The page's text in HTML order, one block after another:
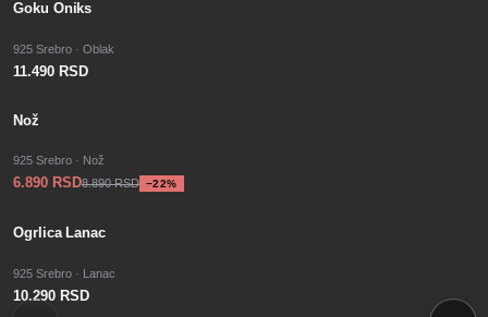
Goku Oniks
925 Srebro · Oblak
11.490 RSD
−22
SALE
Nož
925 Srebro · Nož
6.890 RSD8.890 RSD −22%
Ogrlica Lanac
925 Srebro · Lanac
10.290 RSD